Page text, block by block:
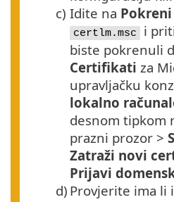
c) Idite na Pokreni
certlm.msc i
biste pokrenuli
Certifikati za
upravljačku
lokalno
desnom tipkom
prazni prozor >
Zatraži novi
Prijavi
d) Provjerite ima li